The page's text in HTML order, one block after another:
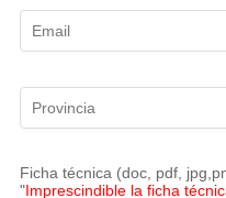
Ficha técnica (doc, pdf,
"Imprescindible la ficha